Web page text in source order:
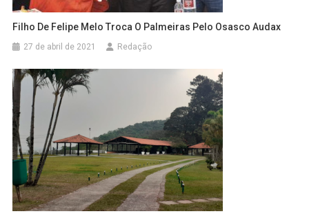
Filho De Felipe Melo Troca O Palmeiras Pelo Osasco Audax
27 de abril de 2021 Redação